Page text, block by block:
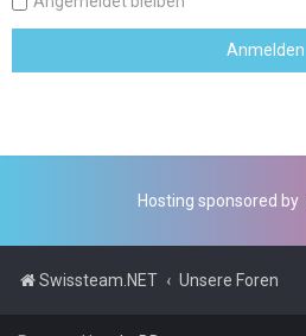
Hosting sponsored by
Swissteam.NET Unsere Foren